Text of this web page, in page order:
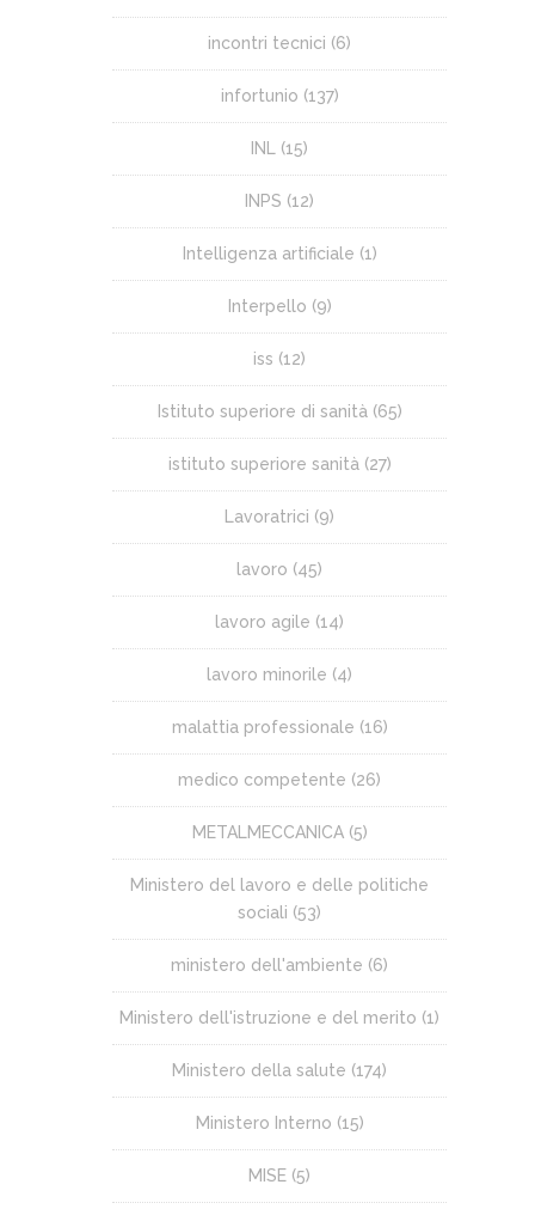
incontri tecnici (6)
infortunio (137)
INL (15)
INPS (12)
Intelligenza artificiale (1)
Interpello (9)
iss (12)
Istituto superiore di sanità(65)
istituto superiore sanità(27)
Lavoratrici (9)
lavoro (45)
lavoro agile (14)
lavoro minorile (4)
malattia professionale (16)
medico competente (26)
METALMECCANICA(5)
Ministero del lavoro e delle politiche
sociali (53)
ministero dell'ambiente (6)
Ministero dell'istruzione e del merito (1)
Ministero della salute (174)
Ministero Interno (15)
MISE (5)